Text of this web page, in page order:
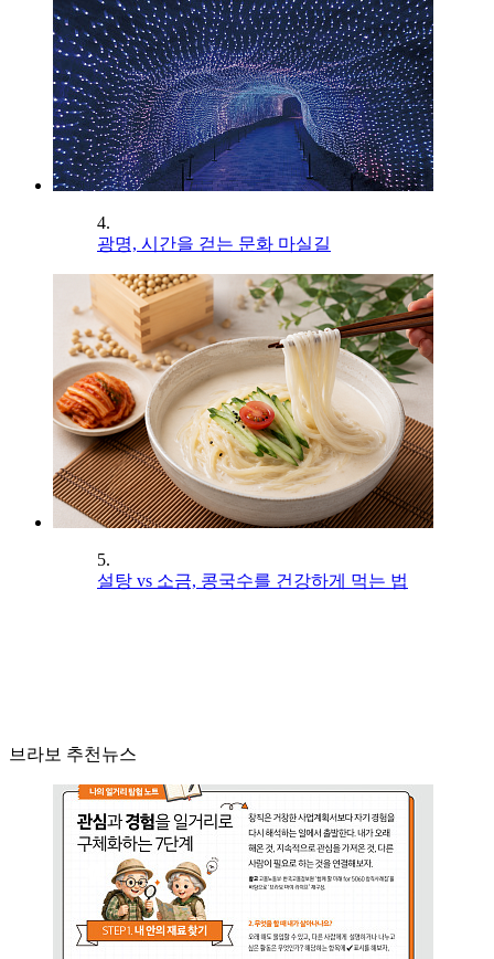
4.
광명, 시간을 걷는 문화 마실길
5.
설탕 vs 소금, 콩국수를 건강하게 먹는 법
브라보 추천뉴스